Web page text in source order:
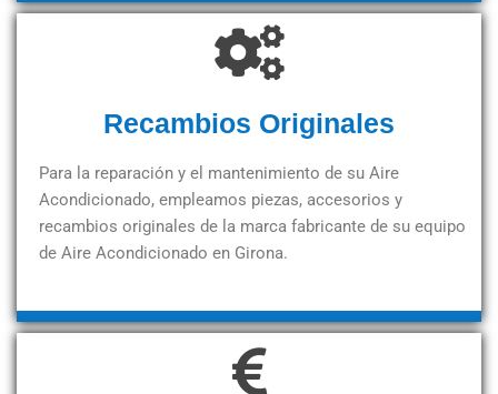
Recambios Originales
Para la reparación y el mantenimiento de su Aire
Acondicionado, empleamos piezas, accesorios y
recambios originales de la marca fabricante de su equipo
de Aire Acondicionado en Girona.